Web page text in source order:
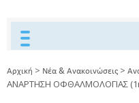
Αρχική > Νέα & Ανακοινώσεις >
ΑΝΑΡΤΗΣΗ ΟΦΘΑΛΜΟΛΟΓΙΑΣ